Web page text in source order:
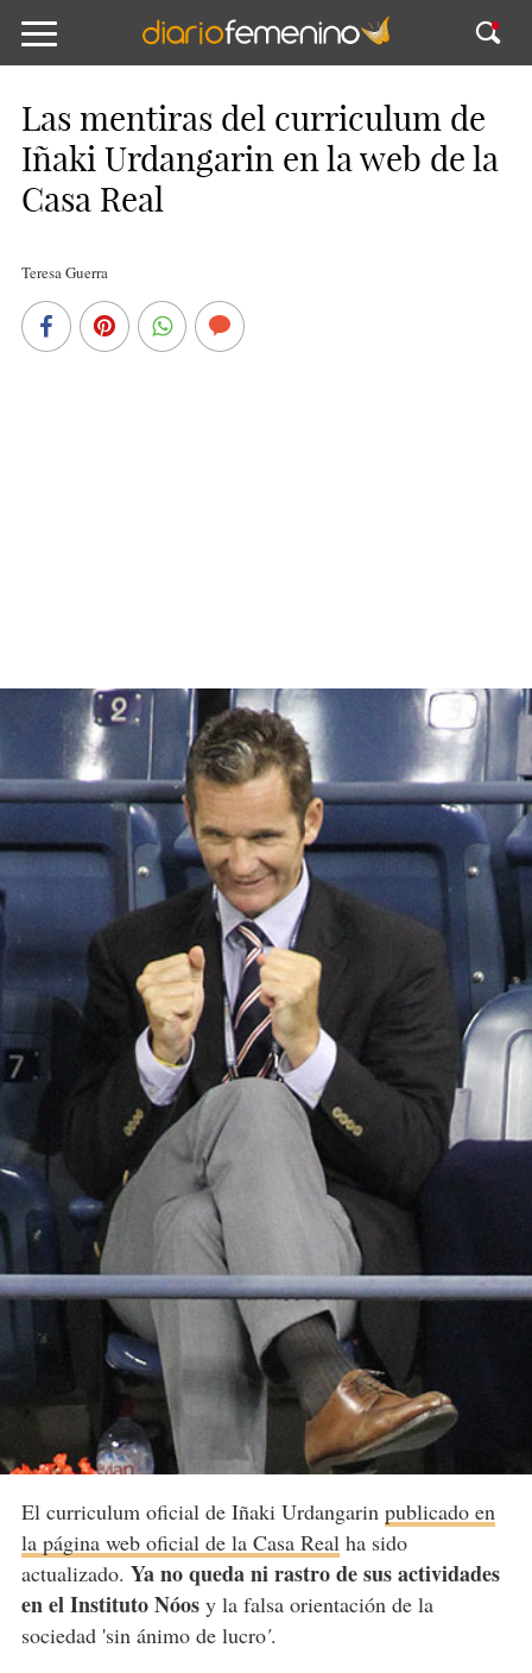
Las mentiras del curriculum de
Iñaki Urdangarin en la web de la
Casa Real
Teresa Guerra
El curriculum oficial de Iñaki Urdangarin publicado en
la página web oficial de la Casa Real ha sido
actualizado. Ya no queda ni rastro de sus actividades
en el Instituto Nóosy la falsa orientación de la
sociedad 'sin ánimo de lucro'.